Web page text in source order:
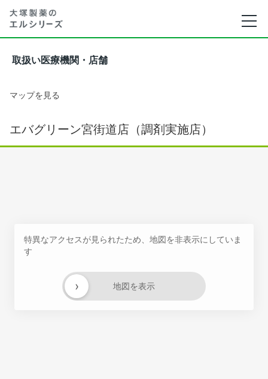
取扱い医療機関・店舗
マップを見る
エバグリーン宮街道店（調剤実施店）
特異なアクセスが見られたため、地図を非表示にしていま
す
地図を表示
›